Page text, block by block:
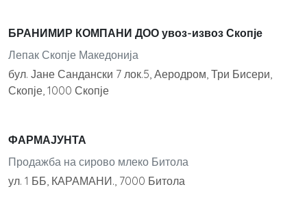
БРАНИМИР КОМПАНИ ДОО увоз-извоз Скопје
Лепак Скопје Македонија
бул. Јане Сандански 7 лок.5, Аеродром, Три Бисери,
Скопје, 1000 Скопје
ФАРМАЈУНТА
Продажба на сирово млеко Битола
ул. 1 ББ, КАРАМАНИ., 7000 Битола